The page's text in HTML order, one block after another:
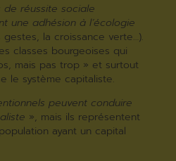
de réussite sociale
une adhésion à l’écologie
la croissance verte…).
classes bourgeoises qui
mais pas trop » et surtout
le système capitaliste.
peuvent conduire
», mais ils représentent
ayant un capital